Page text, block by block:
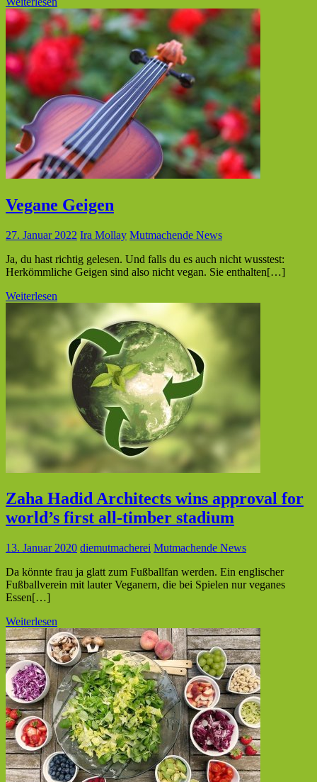
Vegane Geigen
27. Januar 2022 Ira Mollay Mutmachende News
Ja, du hast richtig gelesen. Und falls du es auch nicht wusstest:
Herkömmliche Geigen sind also nicht vegan. Sie enthalten[…]
Weiterlesen
Zaha Hadid Architects wins approval for
world’s first all-timber stadium
13. Januar 2020 diemutmacherei Mutmachende News
Da könnte frau ja glatt zum Fußballfan werden. Ein englischer
Fußballverein mit lauter Veganern, die bei Spielen nur veganes
Essen[…]
Weiterlesen